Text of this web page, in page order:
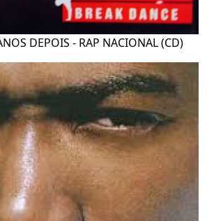
DEPOIS - RAP NACIONAL (CD)